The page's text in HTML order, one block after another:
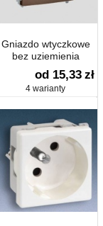
Gniazdo wtyczkowe
bez uziemienia
(moduł)
od 15,33 zł
4 warianty